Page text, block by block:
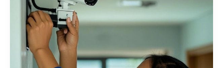
Jasa
Pasang
CCTV
Terpercaya
di
Mampang